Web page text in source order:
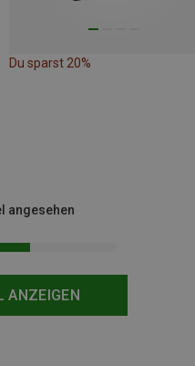
Du sparst 20%
ANZEIGEN
angesehen